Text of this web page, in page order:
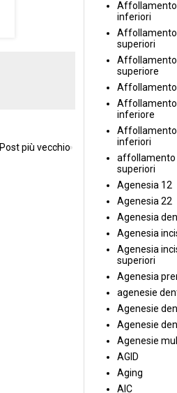
Post più vecchio
Affollamento
inferiori
Affollamento
superiori
Affollamento
superiore
inferiore
Affollamento
inferiori
affollamento
superiori
Agenesia 12
Agenesia 22
Agenesia
Agenesia
Agenesia
superiori
Agenesia
agenesie
Agenesie
Agenesie
Agenesie
AGID
Aging
AIC